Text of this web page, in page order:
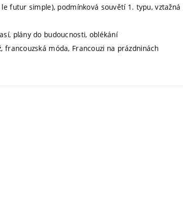
futur simple), podmínková souvětí 1. typu,
plány do budoucnosti, oblékání
francouzská móda, Francouzi na prázdninách